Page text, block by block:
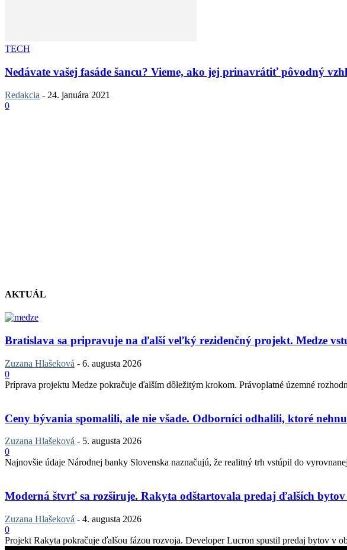
TECH
Nedávate vašej fasáde šancu? Vieme, ako jej prinavrátiť pôvodný
Redakcia - 24. januára 2021
0
AKTUÁL
Bratislava sa pripravuje na ďalší veľký rezidenčný projekt. Medze
Zuzana Hlašeková - 6. augusta 2026
0
Príprava projektu Medze pokračuje ďalším dôležitým krokom. Právoplatné územné
Ceny bývania spomalili, ale nie všade. Odborníci odhalili, ktoré
Zuzana Hlašeková - 5. augusta 2026
0
Najnovšie údaje Národnej banky Slovenska naznačujú, že realitný trh vstúpil do
Moderná štvrť sa rozširuje. Rakyta odštartovala predaj ďalších bytov
Zuzana Hlašeková - 4. augusta 2026
0
Projekt Rakyta pokračuje ďalšou fázou rozvoja. Developer Lucron spustil predaj bytov v